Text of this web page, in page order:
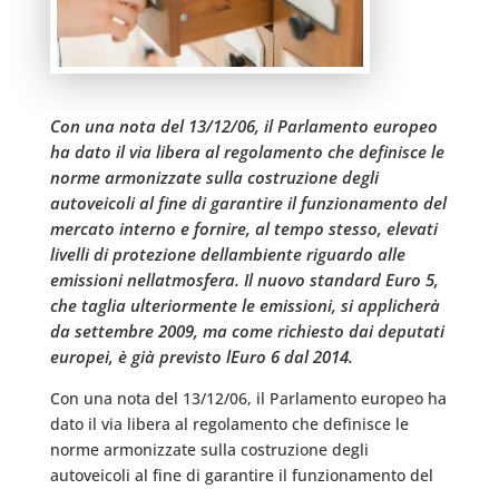
Con una nota del 13/12/06, il Parlamento europeo
ha dato il via libera al regolamento che definisce le
norme armonizzate sulla costruzione degli
autoveicoli al fine di garantire il funzionamento del
mercato interno e fornire, al tempo stesso, elevati
livelli di protezione dellambiente riguardo alle
emissioni nellatmosfera. Il nuovo standard Euro 5,
che taglia ulteriormente le emissioni, si applicherà
da settembre 2009, ma come richiesto dai deputati
europei, è già previsto lEuro 6 dal 2014.
Con una nota del 13/12/06, il Parlamento europeo ha
dato il via libera al regolamento che definisce le
norme armonizzate sulla costruzione degli
autoveicoli al fine di garantire il funzionamento del